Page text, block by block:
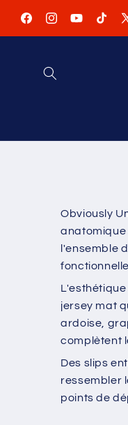
passer
FacebookInstagramYouTubeTikTokX
Obviously
anatomique
l'ensemble
jersey mat
ardoise,
complètent
Des slips
ressembler
points de